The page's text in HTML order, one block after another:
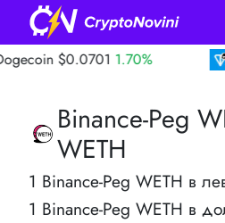
$0.0701 1.70%
Binance-Peg
WETH
1 Binance-Peg WETH в
1 Binance-Peg WETH в